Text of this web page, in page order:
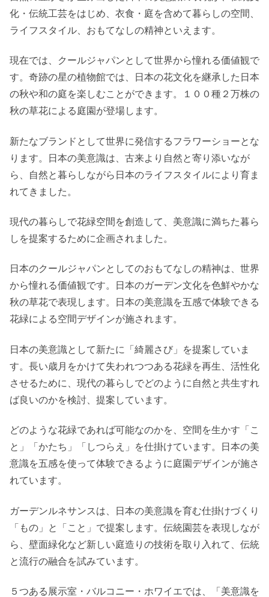
化・伝統工芸をはじめ、衣食・庭を含めて暮らしの空間、
ライフスタイル、おもてなしの精神といえます。
現在では、クールジャパンとして世界から憧れる価値観で
す。奇跡の星の植物館では、日本の花文化を継承した日本
の秋や和の庭を楽しむことができます。１００種２万株の
秋の草花による庭園が登場します。
新たなブランドとして世界に発信するフラワーショーとな
ります。日本の美意識は、古来より自然と寄り添いなが
ら、自然と暮らしながら日本のライフスタイルにより育ま
れてきました。
現代の暮らしで花緑空間を創造して、美意識に満ちた暮ら
しを提案するために企画されました。
日本のクールジャパンとしてのおもてなしの精神は、世界
から憧れる価値観です。日本のガーデン文化を色鮮やかな
秋の草花で表現します。日本の美意識を五感で体験できる
花緑による空間デザインが施されます。
日本の美意識として新たに「綺麗さび」を提案していま
す。長い歳月をかけて失われつつある花緑を再生、活性化
させるために、現代の暮らしでどのように自然と共生すれ
ば良いのかを検討、提案しています。
どのような花緑であれば可能なのかを、空間を生かす「こ
と」「かたち」「しつらえ」を仕掛けています。日本の美
意識を五感を使って体験できるように庭園デザインが施さ
れています。
ガーデンルネサンスは、日本の美意識を育む仕掛けづくり
「もの」と「こと」で提案します。伝統園芸を表現しなが
ら、壁面緑化など新しい庭造りの技術を取り入れて、伝統
と流行の融合を試みています。
５つある展示室・バルコニー・ホワイエでは、「美意識を